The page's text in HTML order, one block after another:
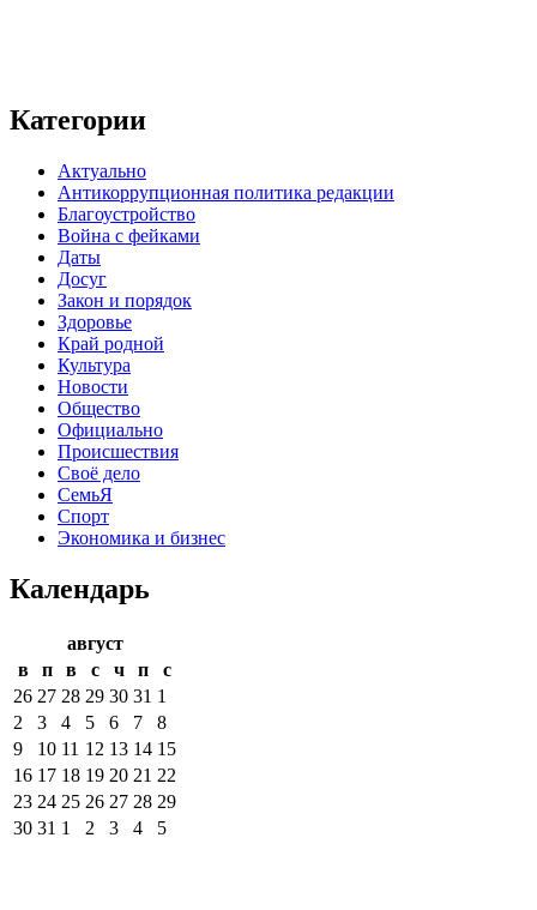
Категории
Актуально
Антикоррупционная политика редакции
Благоустройство
Война с фейками
Даты
Досуг
Закон и порядок
Здоровье
Край родной
Культура
Новости
Общество
Официально
Происшествия
Своё дело
СемьЯ
Спорт
Экономика и бизнес
Календарь
август
в
п в с ч п
с
26 27 28 29 30 31 1
2
3 4 5 6 7
8
9
10 11 12 13 14 15
16 17 18 19 20 21 22
23 24 25 26 27 28 29
30 31 1 2 3 4 5